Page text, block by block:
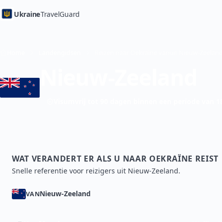
UkraineTravelGuard
WAT VERANDERT ER ALS U NAAR OEKRAÏNE REIST
Snelle referentie voor reizigers uit Nieuw-Zeeland.
VANNieuw-Zeeland